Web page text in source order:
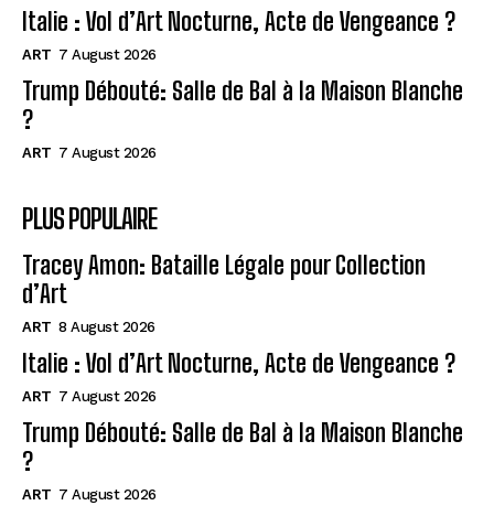
Italie : Vol d’Art Nocturne, Acte de Vengeance ?
ART 7 August 2026
Trump Débouté: Salle de Bal à la Maison Blanche
?
ART 7 August 2026
PLUS POPULAIRE
Tracey Amon: Bataille Légale pour Collection
d’Art
ART 8 August 2026
Italie : Vol d’Art Nocturne, Acte de Vengeance ?
ART 7 August 2026
Trump Débouté: Salle de Bal à la Maison Blanche
?
ART 7 August 2026